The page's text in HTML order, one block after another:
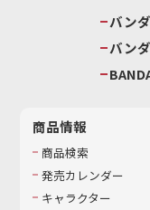
バン
バン
商品情報
商品検索
発売カレンダー
キャラクター